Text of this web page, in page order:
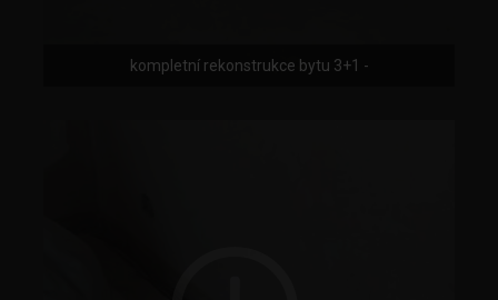
kompletní rekonstrukce bytu 3+1 -